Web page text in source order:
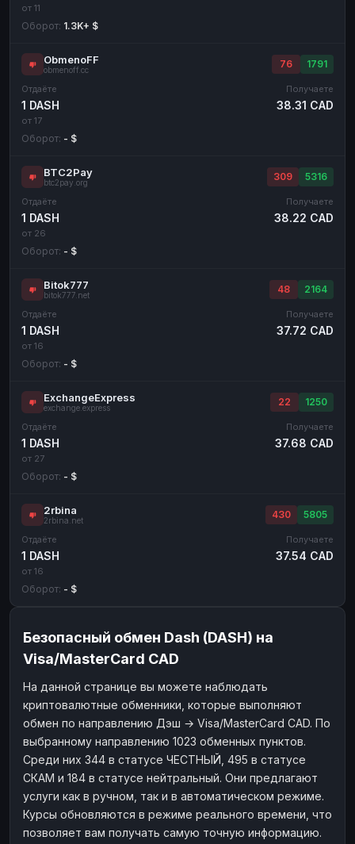
от 11
Оборот: 1.3K+ $
ObmenoFF
obmenoff.cc
76 1791
Отдаёте
1 DASH
от 17
Получаете
38.31 CAD
Оборот: - $
BTC2Pay
btc2pay.org
309 5316
Отдаёте
1 DASH
от 26
Получаете
38.22 CAD
Оборот: - $
Bitok777
bitok777.net
48 2164
Отдаёте
1 DASH
от 16
Получаете
37.72 CAD
Оборот: - $
ExchangeExpress
exchange.express
22 1250
Отдаёте
1 DASH
от 27
Получаете
37.68 CAD
Оборот: - $
2rbina
2rbina.net
430 5805
Отдаёте
1 DASH
от 16
Получаете
37.54 CAD
Оборот: - $
Безопасный обмен Dash (DASH) на
Visa/MasterCard CAD
На данной странице вы можете наблюдать
криптовалютные обменники, которые выполняют
обмен по направлению Дэш → Visa/MasterCard CAD. По
выбранному направлению 1023 обменных пунктов.
Среди них 344 в статусе ЧЕСТНЫЙ, 495 в статусе
СКАМ и 184 в статусе нейтральный. Они предлагают
услуги как в ручном, так и в автоматическом режиме.
Курсы обновляются в режиме реального времени, что
позволяет вам получать самую точную информацию.